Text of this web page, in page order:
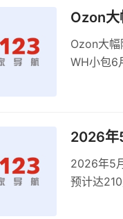
Ozon大
Ozon大
WH小包6
2026年
2026年5
预计达